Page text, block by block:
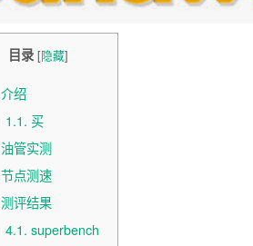
目录 [隐藏]
介绍
1.1. 买
油管实测
节点测速
测评结果
4.1. superbench